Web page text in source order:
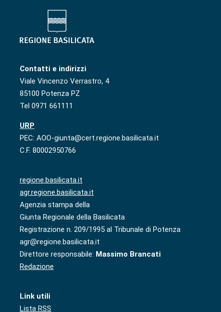
Contatti e indirizzi
Viale Vincenzo Verrastro, 4
85100 Potenza PZ
Tel 0971 661111
URP
PEC: AOO-giunta@cert.regione.basilicata.it
C.F. 80002950766
regione.basilicata.it
agr.regione.basilicata.it
Agenzia stampa della
Giunta Regionale della Basilicata
Registrazione n. 209/1995 al Tribunale di Potenza
agr@regione.basilicata.it
Direttore responsabile: Massimo Brancati
Redazione
Link utili
Lista RSS